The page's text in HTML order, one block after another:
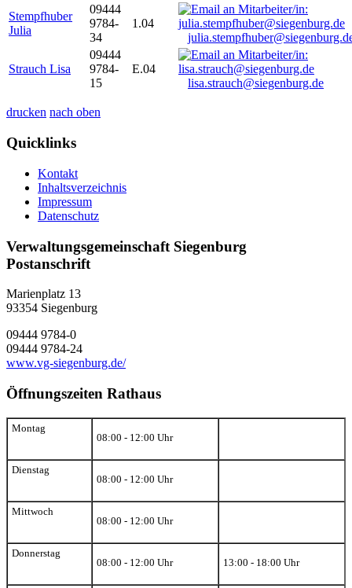
Stempfhuber
Julia
09444
9784-
34
1.04
Strauch Lisa
09444
9784-
15
E.04
lisa.strauch@siegenburg.de
drucken nach oben
Quicklinks
Kontakt
Inhaltsverzeichnis
Impressum
Datenschutz
Verwaltungsgemeinschaft Siegenburg
Postanschrift
Marienplatz 13
93354 Siegenburg
09444 9784-0
09444 9784-24
www.vg-siegenburg.de/
Öffnungszeiten Rathaus
Montag
08:00 - 12:00 Uhr
Dienstag
08:00 - 12:00 Uhr
Mittwoch
08:00 - 12:00 Uhr
Donnerstag
08:00 - 12:00 Uhr
13:00 - 18:00 Uhr